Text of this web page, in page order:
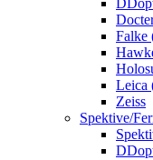
Falke
Leica
Zeiss
Spektive/